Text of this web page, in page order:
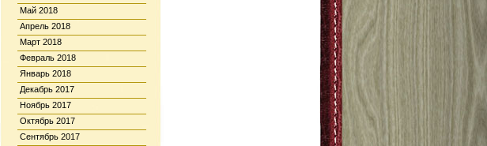
Май 2018
Апрель 2018
Март 2018
Февраль 2018
Январь 2018
Декабрь 2017
Ноябрь 2017
Октябрь 2017
Сентябрь 2017